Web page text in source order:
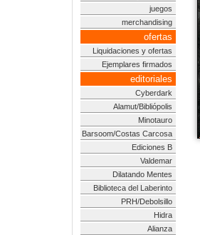
juegos
merchandising
ofertas
Liquidaciones y ofertas
Ejemplares firmados
editoriales
Cyberdark
Alamut/Bibliópolis
Minotauro
Barsoom/Costas Carcosa
Ediciones B
Valdemar
Dilatando Mentes
Biblioteca del Laberinto
PRH/Debolsillo
Hidra
Alianza